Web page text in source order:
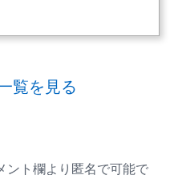
覧を見る
ント欄より匿名で可能で